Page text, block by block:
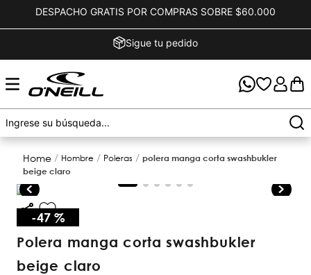
DESPACHO GRATIS POR COMPRAS SOBRE $60.000
Sigue tu pedido
hombre poleras
polera manga corta swashbukler
beige claro
-47 %
polera manga corta swashbukler
beige claro